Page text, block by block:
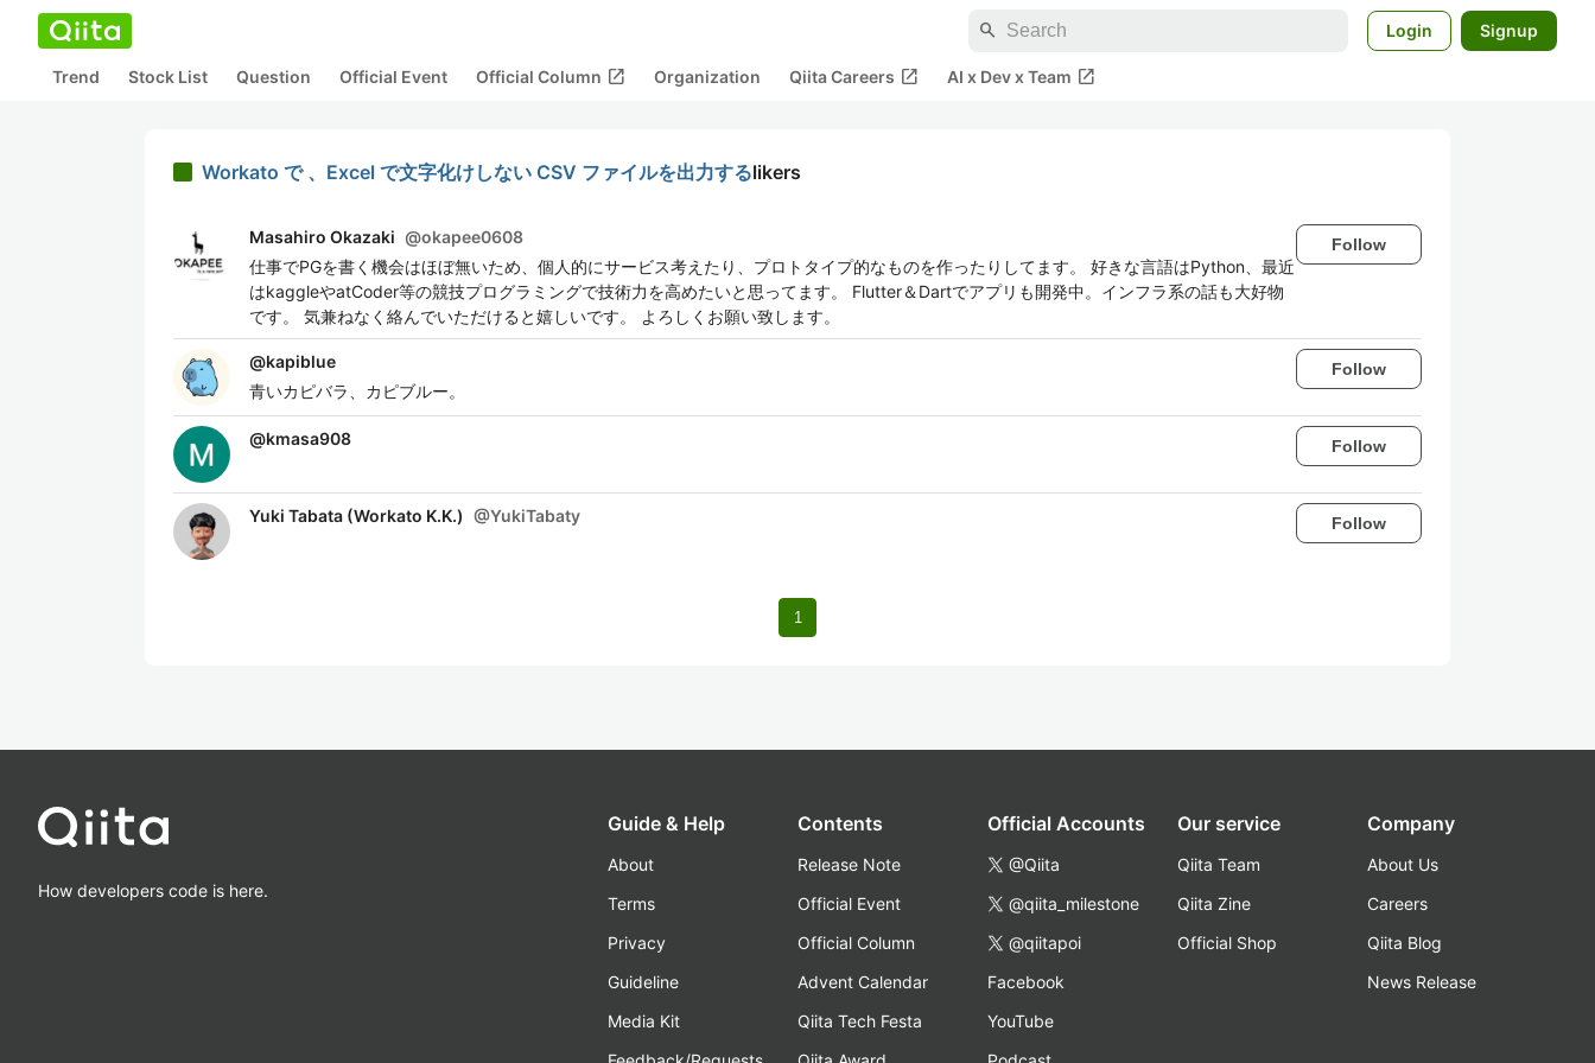
search Login Signup
Trend Stock List Question Official Event Official Column open_in_new Organization Qiita Careers open_in_new AI x Dev x Team open_in_new
Workato で 、Excel で文字化けしない CSV ファイルを出力するlikers
Masahiro Okazaki @okapee0608
仕事でPGを書く機会はほぼ無いため、個人的にサービス考えたり、プロトタイプ的なものを作ったりしてます。 好きな言語はPython、最近
はkaggleやatCoder等の競技プログラミングで技術力を高めたいと思ってます。 Flutter＆Dartでアプリも開発中。インフラ系の話も大好物
です。 気兼ねなく絡んでいただけると嬉しいです。 よろしくお願い致します。
Follow
@kapiblue
青いカピバラ、カピブルー。
Follow
@kmasa908 Follow
Yuki Tabata (Workato K.K.) @YukiTabaty Follow
1
How developers code is here.
Guide & Help
About
Terms
Privacy
Guideline
Media Kit
Contents
Release Note
Official Event
Official Column
Advent Calendar
Qiita Tech Festa
Official Accounts
@Qiita
@qiita_milestone
@qiitapoi
Facebook
YouTube
Our service
Qiita Team
Qiita Zine
Official Shop
Company
About Us
Careers
Qiita Blog
News Release